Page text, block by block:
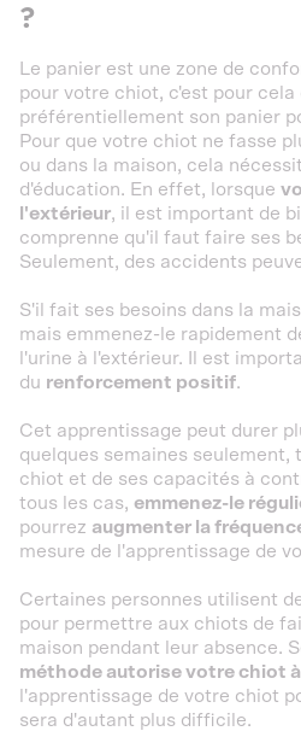
?
Le panier est une zone de
pour votre chiot, c'est pour cela
préférentiellement son panier
Pour que votre chiot ne fasse
ou dans la maison, cela
d'éducation. En effet, lorsque
l'extérieur, il est important de
comprenne qu'il faut faire ses
Seulement, des accidents
S'il fait ses besoins dans la
mais emmenez-le rapidement
l'urine à l'extérieur. Il est
du renforcement positif.
Cet apprentissage peut durer
quelques semaines seulement,
chiot et de ses capacités à
tous les cas, emmenez-le
pourrez augmenter la
mesure de l'apprentissage de
Certaines personnes utilisent
pour permettre aux chiots de
maison pendant leur absence.
méthode autorise votre chiot
l'apprentissage de votre chiot
sera d'autant plus difficile.